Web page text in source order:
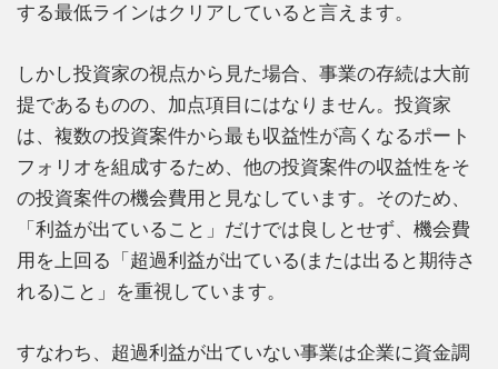
する最低ラインはクリアしていると言えます。
しかし投資家の視点から見た場合、事業の存続は大前
提であるものの、加点項目にはなりません。投資家
は、複数の投資案件から最も収益性が高くなるポート
フォリオを組成するため、他の投資案件の収益性をそ
の投資案件の機会費用と見なしています。そのため、
「利益が出ていること」だけでは良しとせず、機会費
用を上回る「超過利益が出ている(または出ると期待さ
れる)こと」を重視しています。
すなわち、超過利益が出ていない事業は企業に資金調